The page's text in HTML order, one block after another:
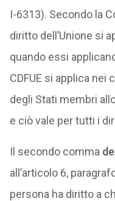
I-6313). Secondo la
diritto dell’Unione si
quando essi
CDFUE si applica
degli Stati membri
e ciò vale per tutti i
Il secondo comma
all’articolo 6,
persona ha diritto a